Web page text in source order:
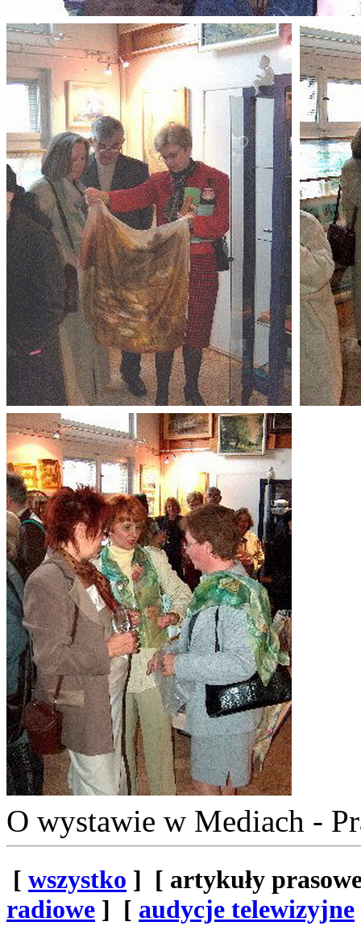
O wystawie w Mediach -
[ wszystko ] [ artykuły
radiowe ] [ audycje telewizyjne